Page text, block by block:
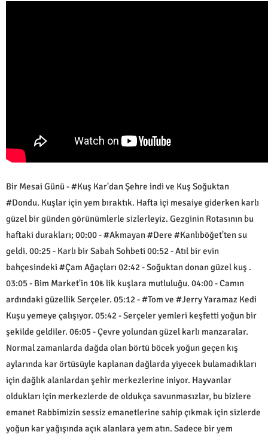
Bir Mesai Günü - #Kuş Kar'dan Şehre indi ve Kuş Soğuktan
#Dondu. Kuşlar için yem bıraktık. Hafta içi mesaiye giderken karlı
güzel bir günden görünümlerle sizlerleyiz. Gezginin Rotasının bu
haftaki durakları; 00:00 - #Akmayan #Dere #Kanlıböğet'ten su
geldi. 00:25 - Karlı bir Sabah Sohbeti 00:52 - Atıl bir evin
bahçesindeki #Çam Ağaçları 02:42 - Soğuktan donan güzel kuş .
03:05 - Bim Market'in 10₺ lik kuşlara mutluluğu. 04:00 - Camın
ardındaki güzellik Serçeler. 05:12 - #Tom ve #Jerry Yaramaz Kedi
Kuşu yemeye çalışıyor. 05:42 - Serçeler yemleri keşfetti yoğun bir
şekilde geldiler. 06:05 - Çevre yolundan güzel karlı manzaralar.
Normal zamanlarda dağda olan börtü böcek yoğun geçen kış
aylarında kar örtüsüyle kaplanan dağlarda yiyecek bulamadıkları
için dağlık alanlardan şehir merkezlerine iniyor. Hayvanlar
oldukları için merkezlerde de oldukça savunmasızlar, bu bizlere
emanet Rabbimizin sessiz emanetlerine sahip çıkmak için sizlerde
yoğun kar yağışında açık alanlara yem atın. Sadece bir yem